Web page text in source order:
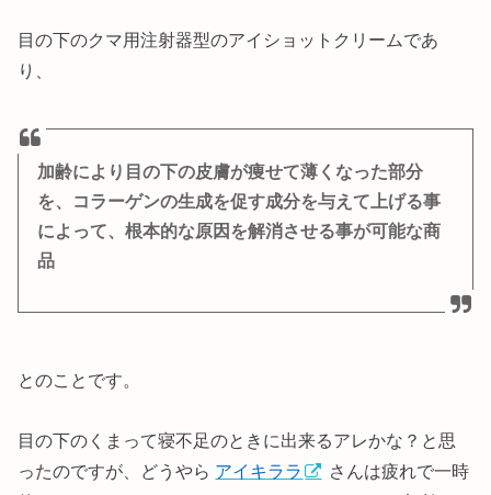
目の下のクマ用注射器型のアイショットクリームであ
り、
加齢により目の下の皮膚が痩せて薄くなった部分
を、コラーゲンの生成を促す成分を与えて上げる事
によって、根本的な原因を解消させる事が可能な商
品
とのことです。
目の下のくまって寝不足のときに出来るアレかな？と思
ったのですが、どうやら アイキララ
さんは疲れで一時